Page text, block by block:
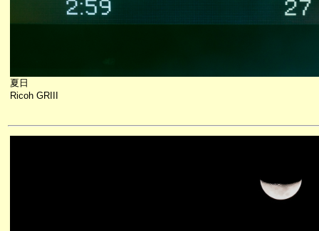
夏日
Ricoh GRIII